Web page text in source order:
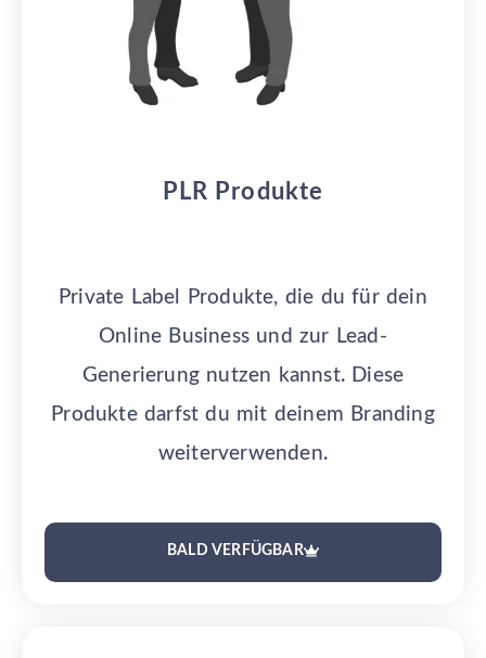
PLR Produkte
Private Label Produkte, die du für dein
Online Business und zur Lead-
Generierung nutzen kannst. Diese
Produkte darfst du mit deinem Branding
weiterverwenden.
BALD VERFÜGBAR